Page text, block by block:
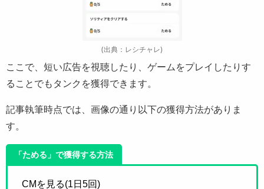
(出典：レシチャレ)
ここで、短い広告を視聴したり、ゲームをプレイしたりす
ることでもタンクを獲得できます。
記事執筆時点では、画像の通り以下の獲得方法がありま
す。
「ためる」で獲得する方法
CMを見る(1日5回)